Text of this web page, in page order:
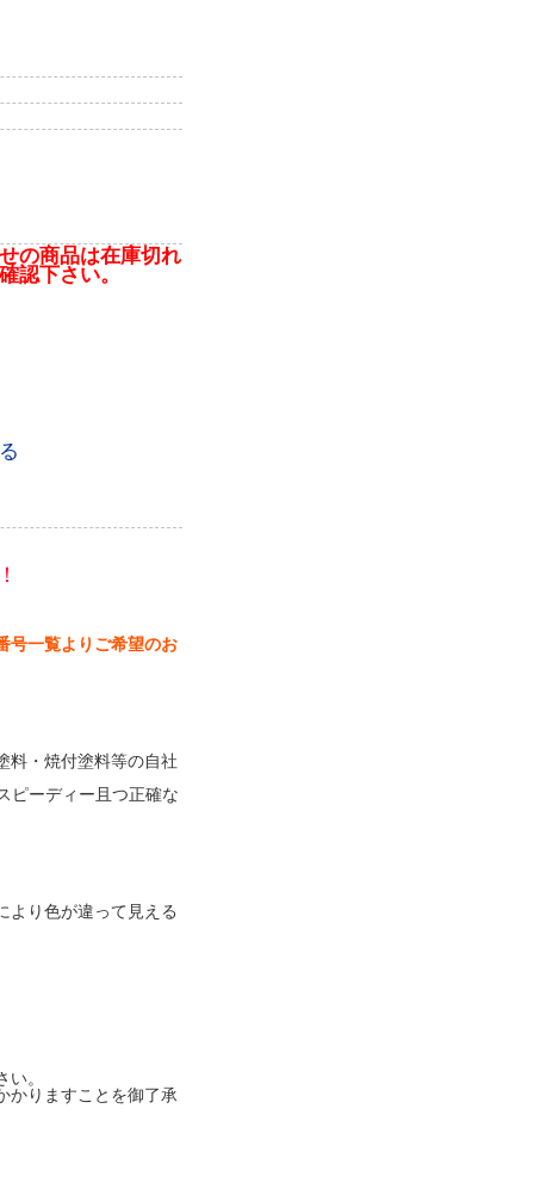
の商品は在庫切れ
認下さい。
号一覧よりご希望のお
料・焼付塗料等の自社
ピーディー且つ正確な
より色が違って見える
。
かりますことを御了承